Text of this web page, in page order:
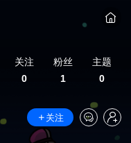
关注
0
粉丝
1
主题
0
关注